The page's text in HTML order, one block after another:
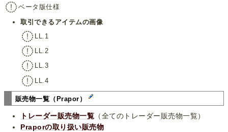
ベータ版仕様
取引できるアイテムの画像
LL.1
LL.2
LL.3
LL.4
販売物一覧（Prapor）
トレーダー販売物一覧 （全てのトレーダー販売物一覧）
Praporの取り扱い販売物